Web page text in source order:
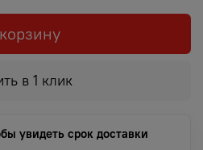
в 1 клик
увидеть срок доставки